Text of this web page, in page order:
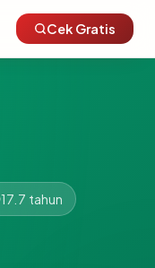
Cek Gratis
17.7 tahun